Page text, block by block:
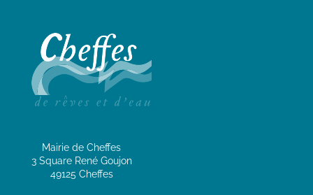
Mairie de Cheffes
3 Square René Goujon
49125 Cheffes